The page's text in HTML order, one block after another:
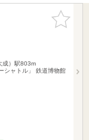
お気に入
りに追加
成）駅803m
シャトル」 鉄道博物館